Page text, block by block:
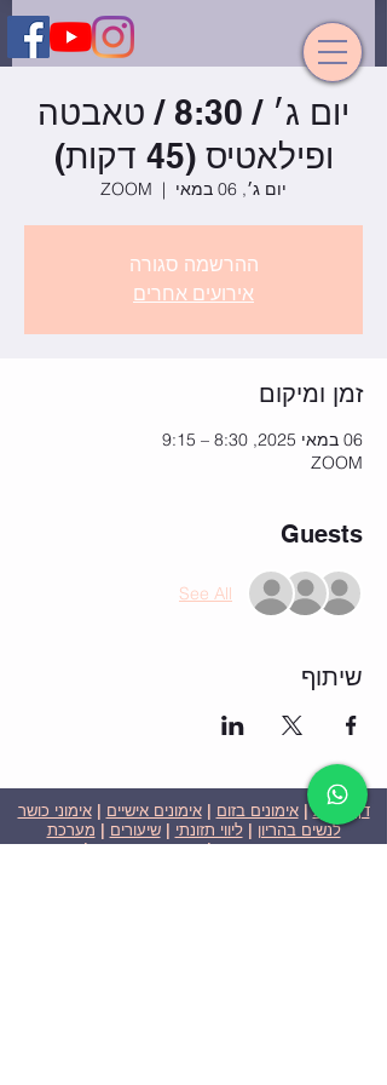
יום ג׳ / 8:30 / טאבטה
ופילאטיס (45 דקות)
יום ג׳, 06 במאי
  |
ZOOM
ההרשמה סגורה
אירועים אחרים
זמן ומיקום
06 במאי 2025, 8:30 – 9:15
ZOOM
Guests
See All
שיתוף
דף הבית|אימונים בזום |אימונים אישיים |אימוני כושר
לנשים בהריון |ליווי תזונתי |שיעורים | מערכת
שבועית-אימונים בזום|תוכניות ומחירים|סרטוני